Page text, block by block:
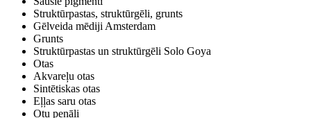
Struktūrpastas, struktūrgēli, grunts
Gēlveida mēdiji Amsterdam
Grunts
Struktūrpastas un struktūrgēli Solo Goya
Otas
Akvareļu otas
Sintētiskas otas
Eļļas saru otas
Otu penāļi